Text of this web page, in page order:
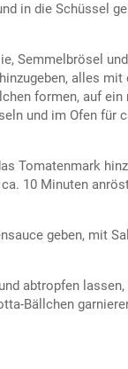
in die Schüssel
Semmelbrösel
alles mit
formen, auf ein
und im Ofen für
Tomatenmark
10 Minuten
geben, mit
abtropfen lassen,
Bällchen